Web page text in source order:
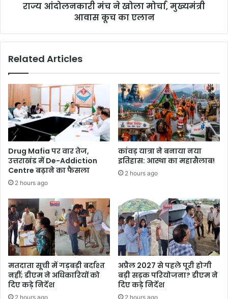
राज्य आंदोलनकारी मंच ने खोला मोर्चा, मुख्यमंत्री
आवास कूच का एलान
Related Articles
Drug Mafia पर वार तेज,
उत्तराखंड में De-Addiction
Centre बढ़ाने का फैसला
2 hours ago
कांवड़ यात्रा ने बनाया नया
इतिहास: आस्था का महासैलाब!
2 hours ago
मतदाता सूची में गड़बड़ी बर्दाश्त
नहीं; डीएम ने अधिकारियों को
दिए कड़े निर्देश
2 hours ago
अप्रैल 2027 से पहले पूरी होगी
बड़ी सड़क परियोजना? डीएम ने
दिए कड़े निर्देश
2 hours ago